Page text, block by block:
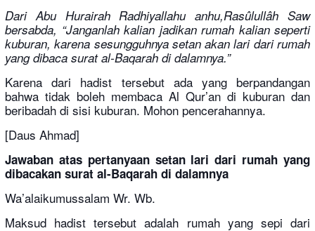
Dari Abu Hurairah Radhiyallahu anhu,Rasûlullâh Saw
bersabda, “Janganlah kalian jadikan rumah kalian seperti
kuburan, karena sesungguhnya setan akan lari dari rumah
yang dibaca surat al-Baqarah di dalamnya.”
Karena dari hadist tersebut ada yang berpandangan
bahwa tidak boleh membaca Al Qur’an di kuburan dan
beribadah di sisi kuburan. Mohon pencerahannya.
[Daus Ahmad]
Jawaban atas pertanyaan setan lari dari rumah yang
dibacakan surat al-Baqarah di dalamnya
Wa’alaikumussalam Wr. Wb.
Maksud hadist tersebut adalah rumah yang sepi dari